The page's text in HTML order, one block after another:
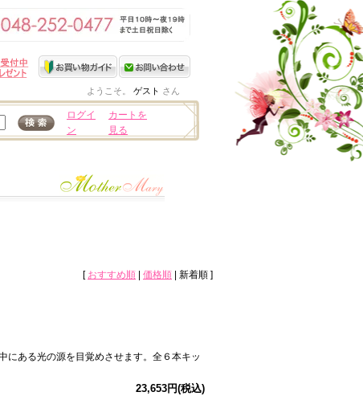
ようこそ。 ゲスト さん
ログイ
ン
カートを
見る
[ おすすめ順 価格順 | 新着順 ]
にある光の源を目覚めさせます。全６本キッ
23,653円(税込)